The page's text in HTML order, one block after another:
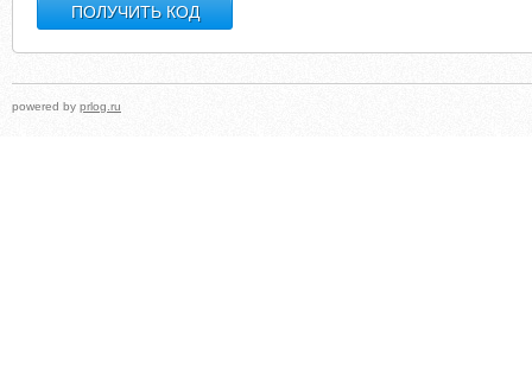
powered by prlog.ru